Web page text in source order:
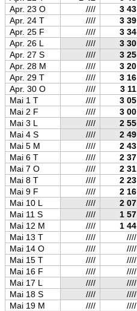
Apr. 23 O
//// 3 43
Apr. 24 T
//// 3 39
Apr. 25 F
//// 3 34
Apr. 26 L
//// 3 30
Apr. 27 S
//// 3 25
Apr. 28 M
//// 3 20
Apr. 29 T
//// 3 16
Apr. 30 O
//// 3 11
Mai 1 T
//// 3 05
Mai 2 F
//// 3 00
Mai 3 L
//// 2 55
Mai 4 S
//// 2 49
Mai 5 M
//// 2 43
Mai 6 T
//// 2 37
Mai 7 O
//// 2 31
Mai 8 T
//// 2 23
Mai 9 F
//// 2 16
Mai 10 L
//// 2 07
Mai 11 S
//// 1 57
Mai 12 M
//// 1 44
Mai 13 T
//// ////
Mai 14 O
//// ////
Mai 15 T
//// ////
Mai 16 F
//// ////
Mai 17 L
//// ////
Mai 18 S
//// ////
Mai 19 M
//// ////